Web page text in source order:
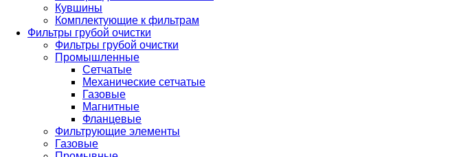
Кувшины
Комплектующие к фильтрам
Фильтры грубой очистки
Фильтры грубой очистки
Промышленные
Сетчатые
Механические сетчатые
Газовые
Магнитные
Фланцевые
Фильтрующие элементы
Газовые